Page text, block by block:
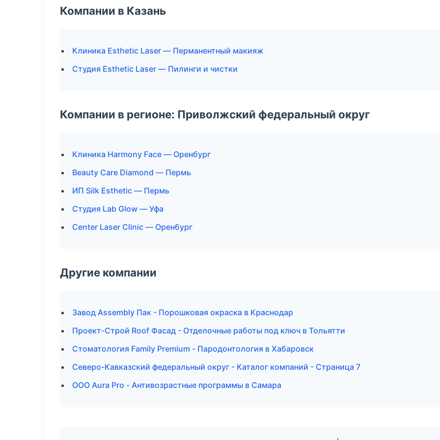
Компании в Казань
Клиника Esthetic Laser — Перманентный макияж
Студия Esthetic Laser — Пилинги и чистки
Компании в регионе: Приволжский федеральный округ
Клиника Harmony Face — Оренбург
Beauty Care Diamond — Пермь
ИП Silk Esthetic — Пермь
Студия Lab Glow — Уфа
Center Laser Clinic — Оренбург
Другие компании
Завод Assembly Пак - Порошковая окраска в Краснодар
Проект-Строй Roof Фасад - Отделочные работы под ключ в Тольятти
Стоматология Family Premium - Пародонтология в Хабаровск
Северо-Кавказский федеральный округ - Каталог компаний - Страница 7
ООО Aura Pro - Антивозрастные программы в Самара